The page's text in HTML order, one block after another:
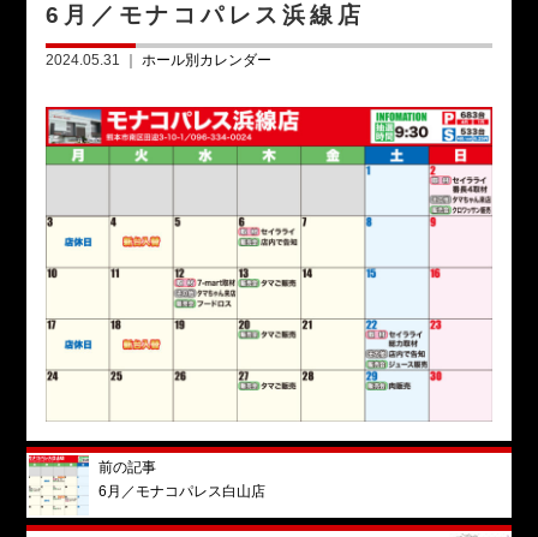
6月／モナコパレス浜線店
2024.05.31 ｜ ホール別カレンダー
前の記事
6月／モナコパレス白山店